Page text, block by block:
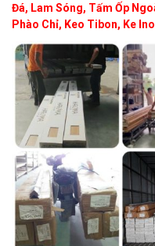
Đá, Lam Sóng, Tấm Ốp
Phào Chỉ, Keo Tibon, Ke